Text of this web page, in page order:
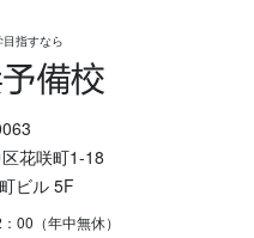
指すなら
花咲町1-18
ビル 5F
00（年中無休）